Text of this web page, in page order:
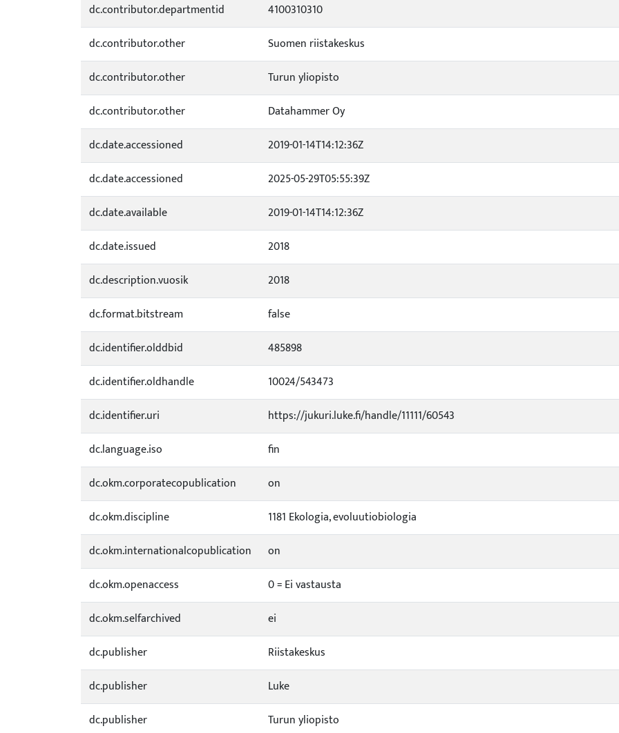
dc.contributor.departmentid
4100310310
dc.contributor.other
Suomen riistakeskus
dc.contributor.other
Turun yliopisto
dc.contributor.other
Datahammer Oy
dc.date.accessioned
2019-01-14T14:12:36Z
dc.date.accessioned
2025-05-29T05:55:39Z
dc.date.available
2019-01-14T14:12:36Z
dc.date.issued
2018
dc.description.vuosik
2018
dc.format.bitstream
false
dc.identifier.olddbid
485898
dc.identifier.oldhandle
10024/543473
dc.identifier.uri
https://jukuri.luke.fi/handle/11111/60543
dc.language.iso
fin
dc.okm.corporatecopublication
on
dc.okm.discipline
1181 Ekologia, evoluutiobiologia
dc.okm.internationalcopublication
on
dc.okm.openaccess
0 = Ei vastausta
dc.okm.selfarchived
ei
dc.publisher
Riistakeskus
dc.publisher
Luke
dc.publisher
Turun yliopisto